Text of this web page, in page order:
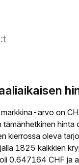
arvo on
kierrossa oleva
1825 kaikkien
0.647164 CHF ja